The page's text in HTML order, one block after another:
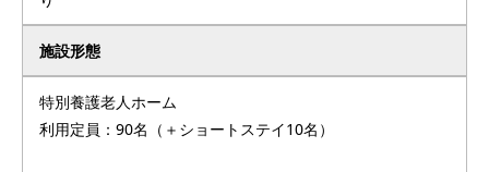
施設形態
特別養護老人ホーム
利用定員：90名（＋ショートステイ10名）